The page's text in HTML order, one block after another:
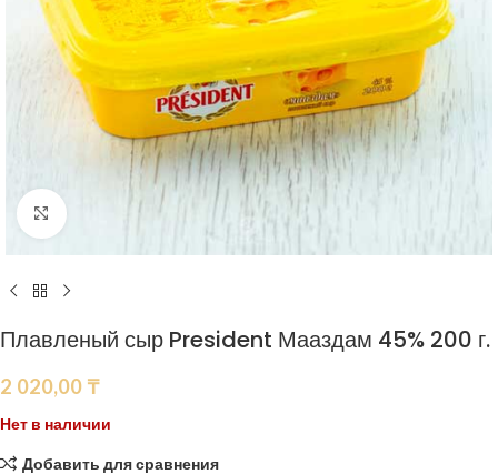
Нажмите, чтобы увеличить
Плавленый сыр President Мааздам 45% 200 г.
2 020,00 ₸
Нет в наличии
Добавить для сравнения